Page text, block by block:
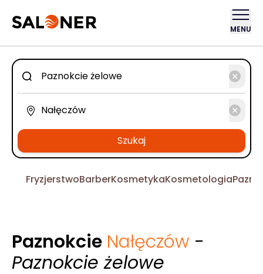
MENU
Szukaj
FryzjerstwoBarberKosmetykaKosmetologia
Paznokcie Nałęczów -
Paznokcie żelowe